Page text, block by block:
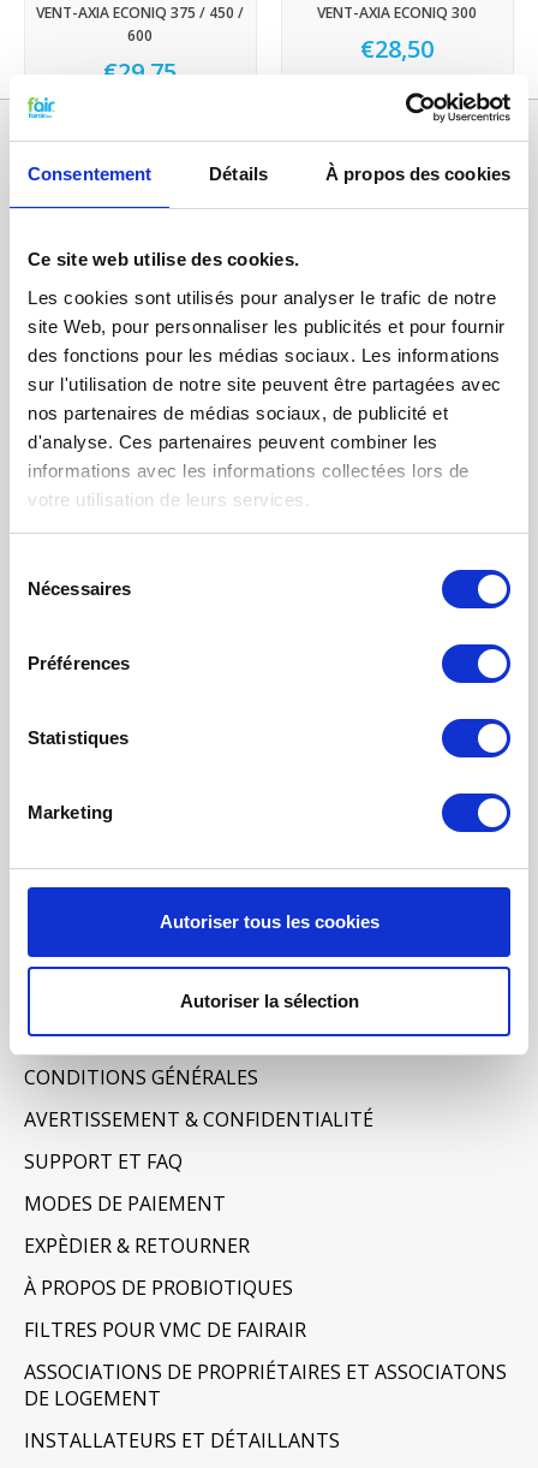
Consentement Détails À propos des cookies
Ce site web utilise des cookies.
Les cookies sont utilisés pour analyser le trafic de notre
site Web, pour personnaliser les publicités et pour fournir
des fonctions pour les médias sociaux. Les informations
sur l'utilisation de notre site peuvent être partagées avec
nos partenaires de médias sociaux, de publicité et
d'analyse. Ces partenaires peuvent combiner les
informations avec les informations collectées lors de
votre utilisation de leurs services.
Nécessaires
Préférences
Statistiques
Marketing
Autoriser tous les cookies
Autoriser la sélection
VENT-AXIA ECONIQ 375 / 450 /
600
€29,75
VENT-AXIA ECONIQ 300
€28,50
Catégories
FILTRES VMC DOUBLE FLUX
FILTRE À AIR POUR CHAUFFAGE
TISSUS FILTRANTS ET MATS
COMMANDE DE MAINTENANCE
MONITEUR DE QUALITÉ DE L’AIR INTÉRIEUR - UHOO
Mon compte
Mes commandes
À PROPOS DE NOUS
CONDITIONS GÉNÉRALES
AVERTISSEMENT & CONFIDENTIALITÉ
SUPPORT ET FAQ
MODES DE PAIEMENT
EXPÈDIER & RETOURNER
À PROPOS DE PROBIOTIQUES
FILTRES POUR VMC DE FAIRAIR
ASSOCIATIONS DE PROPRIÉTAIRES ET ASSOCIATONS
DE LOGEMENT
INSTALLATEURS ET DÉTAILLANTS